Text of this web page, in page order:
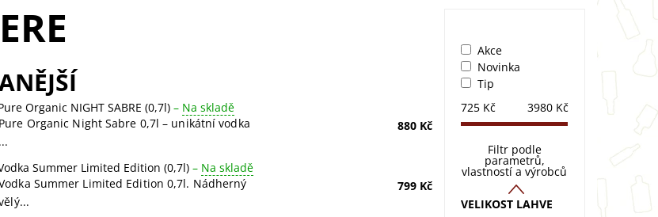
Organic NIGHT SABRE (0,7l)– Na skladě
Organic Night Sabre 0,7l – unikátní vodka
880 Kč
Summer Limited Edition (0,7l)– Na skladě
Summer Limited Edition 0,7l. Nádherný
799 Kč
Akce
Novinka
Tip
725Kč 3980Kč
Filtr podle
parametrů,
vlastností a výrobců
VELIKOST LAHVE